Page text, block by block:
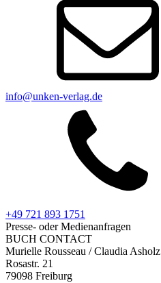
info@unken-verlag.de
+49 721 893 1751
Presse- oder Medienanfragen
BUCH CONTACT
Murielle Rousseau / Claudia Asholz
Rosastr. 21
79098 Freiburg